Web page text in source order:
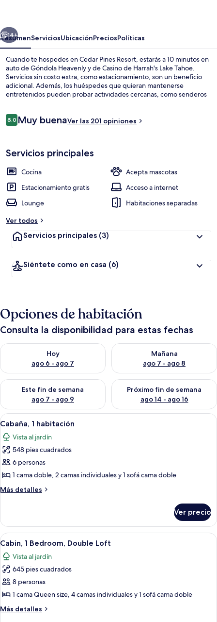
Siguiente
14+
ResumenServiciosUbicaciónPreciosPolíticas
Cuando te hospedes en Cedar Pines Resort, estarás a 10 minutos en
auto de Góndola Heavenly y de Casino de Harrah's Lake Tahoe.
Servicios sin costo extra, como estacionamiento, son un beneficio
adicional. Además, los huéspedes que quieran mantenerse
entretenidos pueden probar actividades cercanas, como senderos
plana.
Opiniones
8.08.0 de 10,
Muy buenaVer las 201 opiniones
Servicios principales
Cocina
Acepta mascotas
Estacionamiento gratis
Acceso a internet
Lounge
Habitaciones separadas
Ver todos
Servicios principales (3)
Siéntete como en casa (6)
Opciones de habitación
Consulta la disponibilidad para estas fechas
Hoy
ago 6 - ago 7
Consulta la disponibilidad para hoy ago 6 - ago 7
Mañana
ago 7 - ago 8
Consulta la disponibilidad
Este fin de semana
ago 7 - ago 9
Consulta la disponibilidad para este fin de semana ago 7 -
Próximo fin de semana
ago 14 - ago 16
Consulta la disponibilidad
Abrir
todas
las
fotos
de
Cabaña,
1
habitación
Una habitación de cabaña de
6
Cabaña, 1 habitación
Vista al jardín
548 pies cuadrados
6 personas
1 cama doble, 2 camas individuales y 1 sofá cama doble
Más detalles
Más
1
habitación
Ver precio
Abrir
todas
las
fotos
de
Cabin,
1
Bedroom,
Un dormitorio con dos camas, un
7
Cabin, 1 Bedroom, Double Loft
Vista al jardín
645 pies cuadrados
8 personas
1 cama Queen size, 4 camas individuales y 1 sofá cama doble
Más detalles
Más